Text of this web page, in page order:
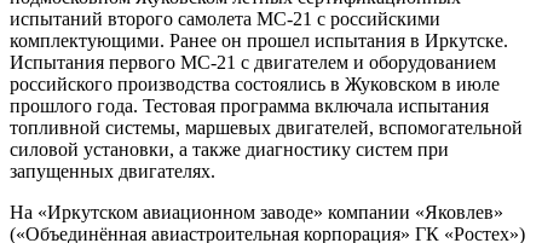
испытаний второго самолета МС-21 с российскими
комплектующими. Ранее он прошел испытания в Иркутске.
Испытания первого МС-21 с двигателем и оборудованием
российского производства состоялись в Жуковском в июле
прошлого года. Тестовая программа включала испытания
топливной системы, маршевых двигателей, вспомогательной
силовой установки, а также диагностику систем при
запущенных двигателях.
На «Иркутском авиационном заводе» компании «Яковлев»
(«Объединённая авиастроительная корпорация» ГК «Ростех»)